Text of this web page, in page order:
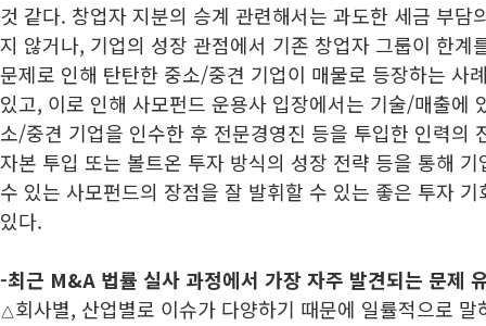
것 같다. 창업자 지분의 승계 관련해서는 과도한 세금 부담
지 않거나, 기업의 성장 관점에서 기존 창업자 그룹이 한계
문제로 인해 탄탄한 중소/중견 기업이 매물로 등장하는 사
있고, 이로 인해 사모펀드 운용사 입장에서는 기술/매출에
소/중견 기업을 인수한 후 전문경영진 등을 투입한 인력의
자본 투입 또는 볼트온 투자 방식의 성장 전략 등을 통해
수 있는 사모펀드의 장점을 잘 발휘할 수 있는 좋은 투자
있다.
-최근 M&A 법률 실사 과정에서 가장 자주 발견되는 문제
△회사별, 산업별로 이슈가 다양하기 때문에 일률적으로